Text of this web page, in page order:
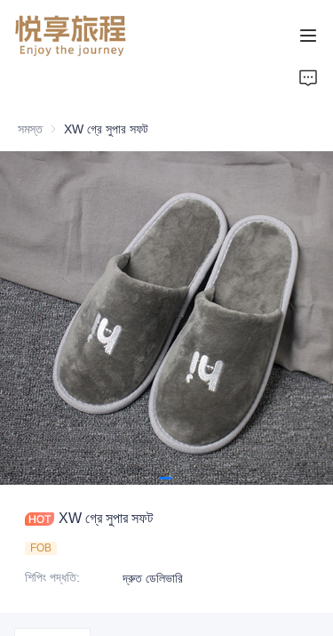
সমস্ত XW গ্রে সুপার সফট
XW গ্রে সুপার সফট
FOB
শিপিং পদ্ধতি: দ্রুত ডেলিভারি
关于我们
产品页